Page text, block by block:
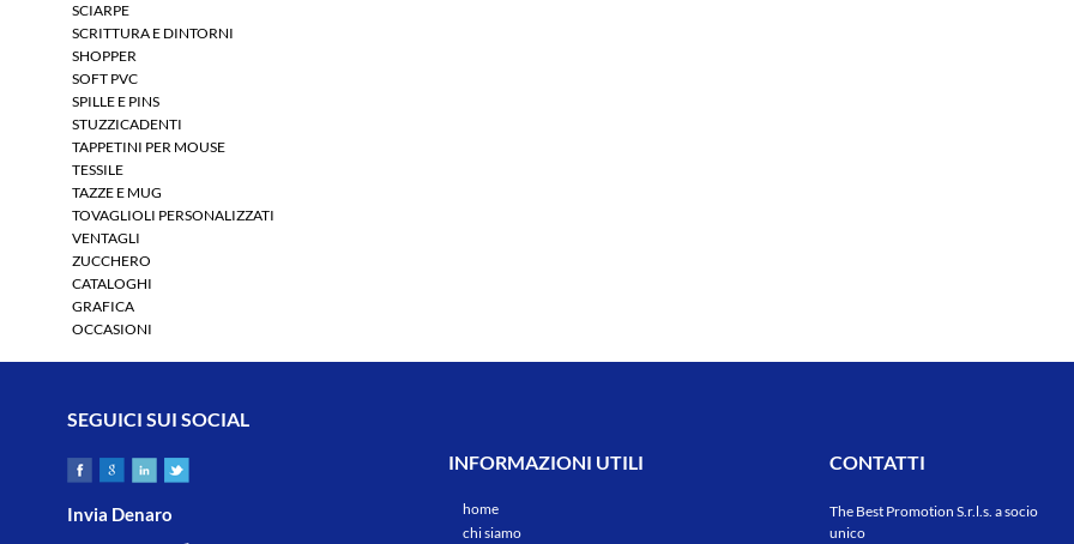
SCIARPE
SCRITTURA E DINTORNI
SHOPPER
SOFT PVC
SPILLE E PINS
STUZZICADENTI
TAPPETINI PER MOUSE
TESSILE
TAZZE E MUG
TOVAGLIOLI PERSONALIZZATI
VENTAGLI
ZUCCHERO
CATALOGHI
GRAFICA
OCCASIONI
SEGUICI SUI SOCIAL
Invia Denaro
INFORMAZIONI UTILI
home
chi siamo
CONTATTI
The Best Promotion S.r.l.s. a socio
unico